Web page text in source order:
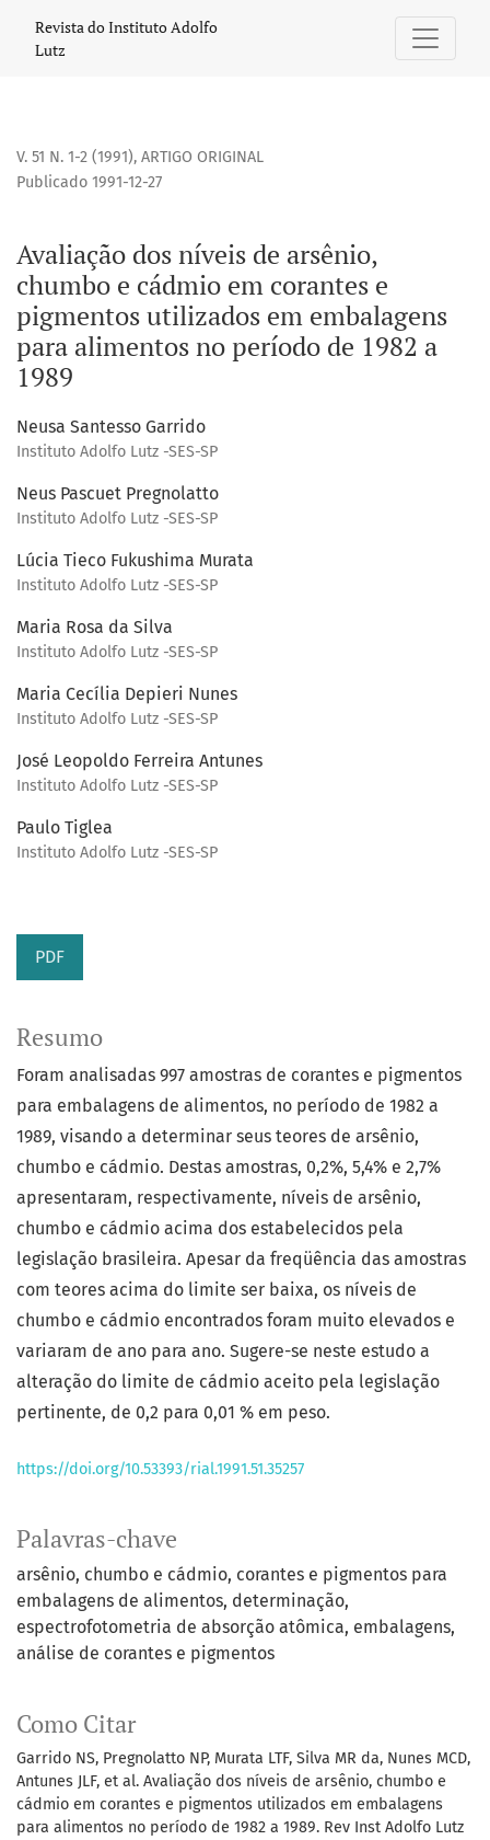
Avaliação dos níveis de arsênio, chumbo e cádmio em
Revista do Instituto Adolfo
Lutz
V. 51 N. 1-2 (1991), ARTIGO ORIGINAL
Avaliação dos níveis de arsênio,
chumbo e cádmio em corantes e
pigmentos utilizados em embalagens
para alimentos no período de 1982 a
1989
Publicado 1991-12-27
Neusa Santesso Garrido
Instituto Adolfo Lutz -SES-SP
Neus Pascuet Pregnolatto
Instituto Adolfo Lutz -SES-SP
Lúcia Tieco Fukushima Murata
Instituto Adolfo Lutz -SES-SP
Maria Rosa da Silva
Instituto Adolfo Lutz -SES-SP
Maria Cecília Depieri Nunes
Instituto Adolfo Lutz -SES-SP
José Leopoldo Ferreira Antunes
Instituto Adolfo Lutz -SES-SP
Paulo Tiglea
Instituto Adolfo Lutz -SES-SP
PDF
Palavras-chave
arsênio, chumbo e cádmio corantes e pigmentos para
embalagens de alimentos, determinação
espectrofotometria de absorção atômica embalagens,
análise de corantes e pigmentos
Como Citar
Garrido NS, Pregnolatto NP, Murata LTF, Silva MR da, Nunes MCD,
Antunes JLF, et al. Avaliação dos níveis de arsênio, chumbo e
cádmio em corantes e pigmentos utilizados em embalagens
para alimentos no período de 1982 a 1989. Rev Inst Adolfo Lutz
Resumo
Foram analisadas 997 amostras de corantes e pigmentos
para embalagens de alimentos, no período de 1982 a
1989, visando a determinar seus teores de arsênio,
chumbo e cádmio. Destas amostras, 0,2%, 5,4% e 2,7%
apresentaram, respectivamente, níveis de arsênio,
chumbo e cádmio acima dos estabelecidos pela
legislação brasileira. Apesar da freqüência das amostras
com teores acima do limite ser baixa, os níveis de
chumbo e cádmio encontrados foram muito elevados e
variaram de ano para ano. Sugere-se neste estudo a
alteração do limite de cádmio aceito pela legislação
pertinente, de 0,2 para 0,01 % em peso.
https://doi.org/10.53393/rial.1991.51.35257